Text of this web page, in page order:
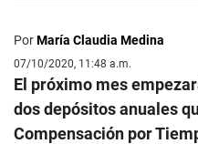
PorMaría Claudia Medina
07/10/2020, 11:48 a.m.
El próximo mes
dos depósitos anuales
Compensación por